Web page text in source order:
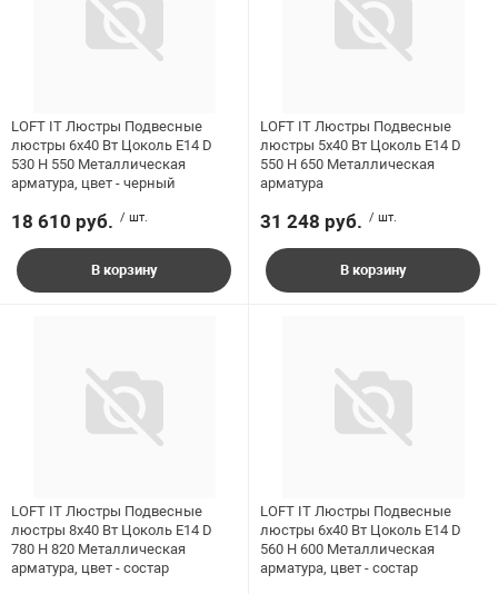
Ручки
подложки
ретро проводки
Розничная цена
Диаметр, мм
LOFT IT Люстры Подвесные
люстры 6x40 Вт Цоколь E14 D
530 H 550 Металлическая
арматура, цвет - черный
18 610 руб. / шт.
В корзину
LOFT IT Люстры Подвесные
люстры 5x40 Вт Цоколь E14 D
550 H 650 Металлическая
арматура
31 248 руб. / шт.
В корзину
LOFT IT Люстры Подвесные
люстры 8x40 Вт Цоколь E14 D
780 H 820 Металлическая
арматура, цвет - состар
LOFT IT Люстры Подвесные
люстры 6x40 Вт Цоколь E14 D
560 H 600 Металлическая
арматура, цвет - состар